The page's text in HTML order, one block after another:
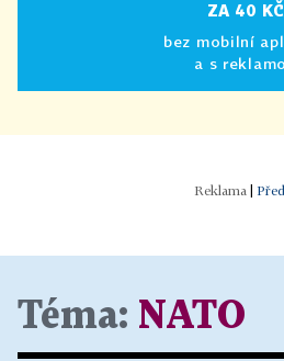
ZA 40 KČ
bez mobilní
a s
Téma: NATO